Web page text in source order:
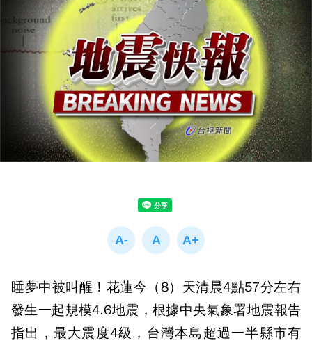
睡夢中被叫醒！花蓮今（8）天清晨4點57分左右
發生一起規模4.6地震，根據中央氣象署地震報告
指出，最大震度4級，台灣本島超過一半縣市有